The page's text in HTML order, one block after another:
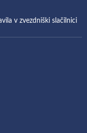
v zvezdniški slačilnici